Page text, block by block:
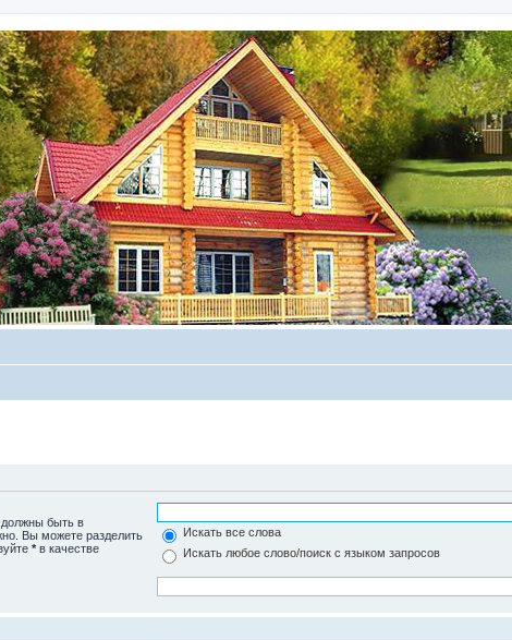
должны быть в
Вы можете разделить
* в качестве
Искать все слова
Искать любое слово/поиск с языком запросов